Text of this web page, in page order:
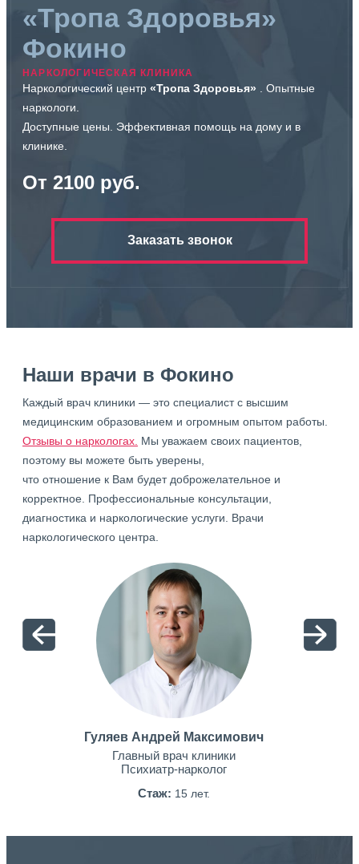
«Тропа Здоровья»
Фокино
НАРКОЛОГИЧЕСКАЯ КЛИНИКА
Наркологический центр «Тропа Здоровья»
. Опытные
наркологи.
Доступные цены. Эффективная помощь на дому и в
клинике.
От 2100 руб.
Заказать звонок
Наши врачи в Фокино
Каждый врач клиники — это специалист с высшим
медицинским образованием и огромным опытом работы.
Отзывы о наркологах. Мы уважаем своих пациентов,
поэтому вы можете быть уверены,
что отношение к Вам будет доброжелательное и
корректное. Профессиональные консультации,
диагностика и наркологические услуги. Врачи
наркологического центра.
Гуляев Андрей Максимович
Главный врач клиники
Психиатр-нарколог
Стаж: 15 лет.